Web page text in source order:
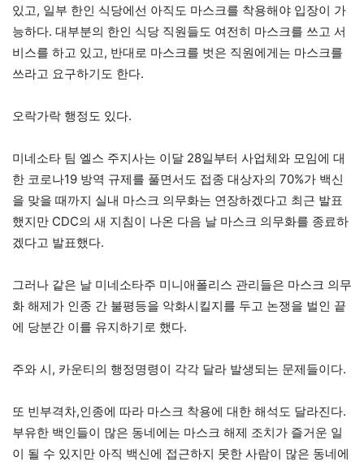
있고, 일부 한인 식당에선 아직도 마스크를 착용해야 입장이 가
능하다. 대부분의 한인 식당 직원들도 여전히 마스크를 쓰고 서
비스를 하고 있고, 반대로 마스크를 벗은 직원에게는 마스크를
쓰라고 요구하기도 한다.
오락가락 행정도 있다.
미네소타 팀 엘스 주지사는 이달 28일부터 사업체와 모임에 대
한 코로나19 방역 규제를 풀면서도 접종 대상자의 70%가 백신
을 맞을 때까지 실내 마스크 의무화는 연장하겠다고 최근 발표
했지만 CDC의 새 지침이 나온 다음 날 마스크 의무화를 종료하
겠다고 발표했다.
그러나 같은 날 미네소타주 미니애폴리스 관리들은 마스크 의무
화 해제가 인종 간 불평등을 악화시킬지를 두고 논쟁을 벌인 끝
에 당분간 이를 유지하기로 했다.
주와 시, 카운티의 행정명령이 각각 달라 발생되는 문제들이다.
또 빈부격차,인종에 따라 마스크 착용에 대한 해석도 달라진다.
부유한 백인들이 많은 동네에는 마스크 해제 조치가 즐거운 일
이 될 수 있지만 아직 백신에 접근하지 못한 사람이 많은 동네에